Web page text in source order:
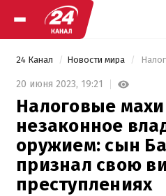
24 Канал Новости мира
20 июня 2023, 19:21
Налоговые
незаконное
оружием: сын
признал свою
преступлениях